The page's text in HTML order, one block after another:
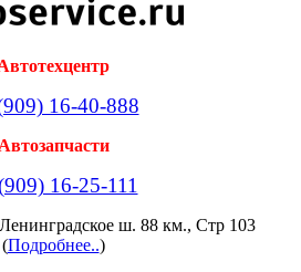
16-40-888
Автозапчасти
16-25-111
ш. 88 км., Стр 103
(Подробнее..)